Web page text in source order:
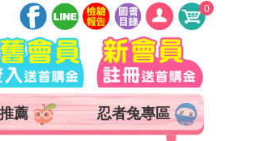
0
登入
註冊
會員中心
查詢訂單
薦 忍者兔專區